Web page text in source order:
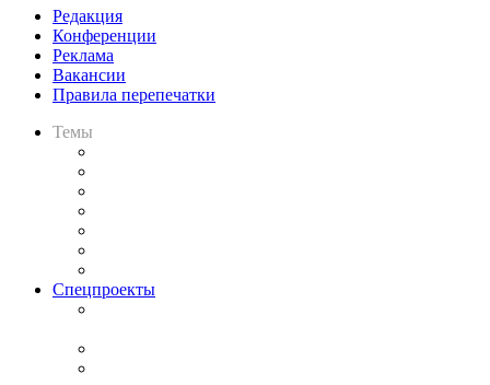
Редакция
Конференции
Реклама
Вакансии
Правила перепечатки
Темы
Спецпроекты